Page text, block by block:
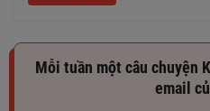
Mỗi tuần một câu chuyện
email